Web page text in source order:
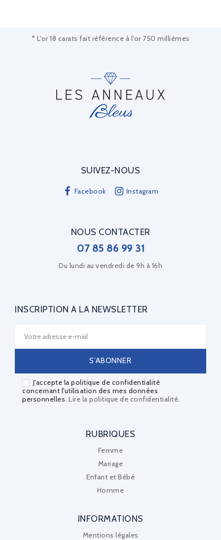
* L'or 18 carats fait référence à l'or 750 millièmes
SUIVEZ-NOUS
Facebook Instagram
NOUS CONTACTER
07 85 86 99 31
Du lundi au vendredi de 9h à 16h
INSCRIPTION À LA NEWSLETTER
J'accepte la politique de confidentialité
concernant l'utilisation des mes données
personnelles. Lire la politique de confidentialité.
RUBRIQUES
Femme
Mariage
Enfant et Bébé
Homme
INFORMATIONS
Mentions légales